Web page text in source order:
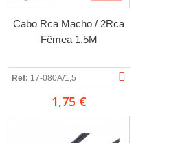
Cabo Rca Macho / 2Rca
Fêmea 1.5M
Ref: 17-080A/1,5
1,75 €